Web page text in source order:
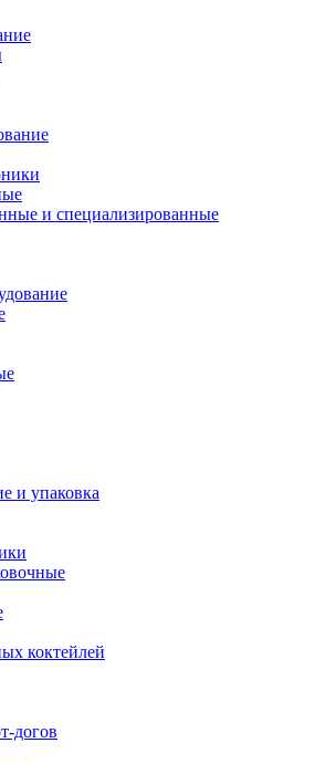
и специализированные
и упаковка
коктейлей
догов